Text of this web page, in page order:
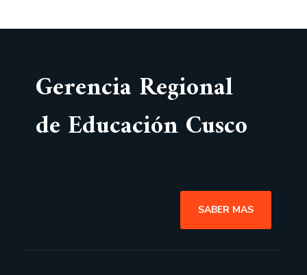
Gerencia Regional
de Educación Cusco
SABER MAS